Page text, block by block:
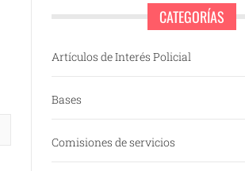
CATEGORÍAS
Artículos de Interés Policial
Bases
Comisiones de servicios